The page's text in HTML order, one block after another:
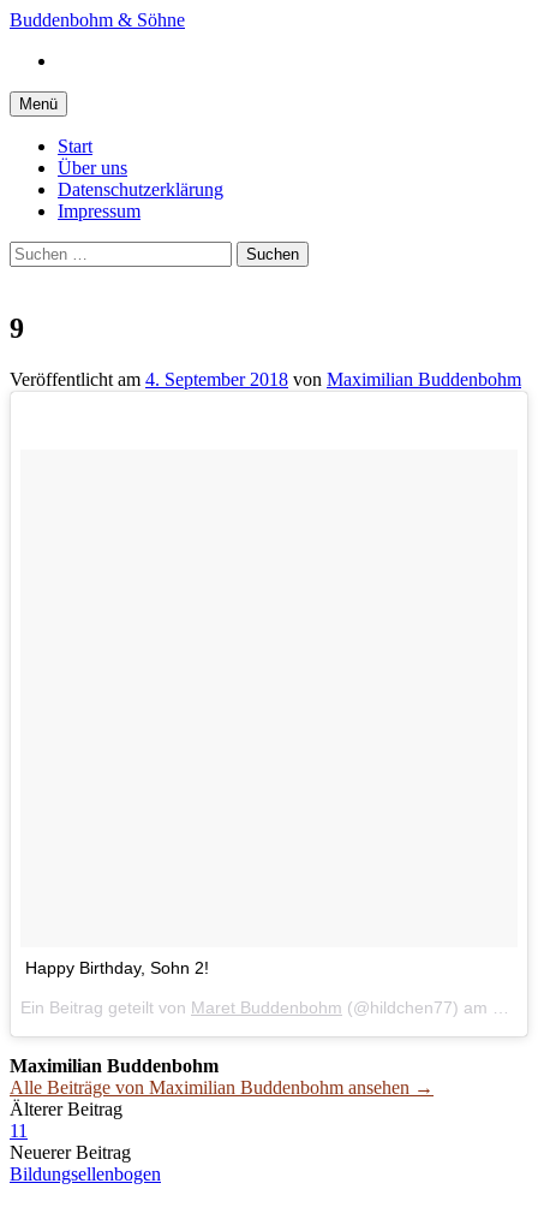
Springe
Inhalt
Buddenbohm & Söhne
Menü
Start
Über uns
Datenschutzerklärung
Impressum
Suchen
nach:
9
Veröffentlicht am 4. September 2018 von Maximilian Buddenbohm
Happy Birthday, Sohn 2!
Ein Beitrag geteilt von Maret Buddenbohm (@hildchen77) am
Maximilian Buddenbohm
Alle Beiträge von Maximilian Buddenbohm ansehen →
Beitrags-
Navigation
Älterer Beitrag
11
Neuerer Beitrag
Bildungsellenbogen